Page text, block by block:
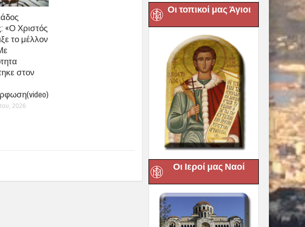
«Ο Χριστός
το μέλλον
στον
2026
Οι τοπικοί μας Άγιοι
Οι Ιεροί μας Ναοί